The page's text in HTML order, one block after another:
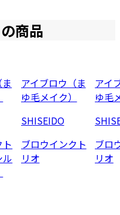
商品
アイブロウ（ま
ゆ毛メイク）
SHISEIDO
ブロウインクト
リオ
アイ
ゆ毛
ブロ
リオ